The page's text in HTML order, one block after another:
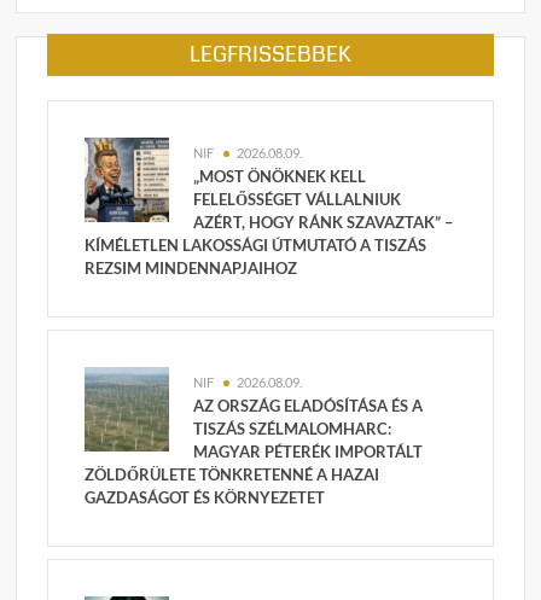
LEGFRISSEBBEK
NIF 2026.08.09.
„MOST ÖNÖKNEK KELL
FELELŐSSÉGET VÁLLALNIUK
AZÉRT, HOGY RÁNK SZAVAZTAK” –
KÍMÉLETLEN LAKOSSÁGI ÚTMUTATÓ A TISZÁS
REZSIM MINDENNAPJAIHOZ
NIF 2026.08.09.
AZ ORSZÁG ELADÓSÍTÁSA ÉS A
TISZÁS SZÉLMALOMHARC:
MAGYAR PÉTERÉK IMPORTÁLT
ZÖLDŐRÜLETE TÖNKRETENNÉ A HAZAI
GAZDASÁGOT ÉS KÖRNYEZETET